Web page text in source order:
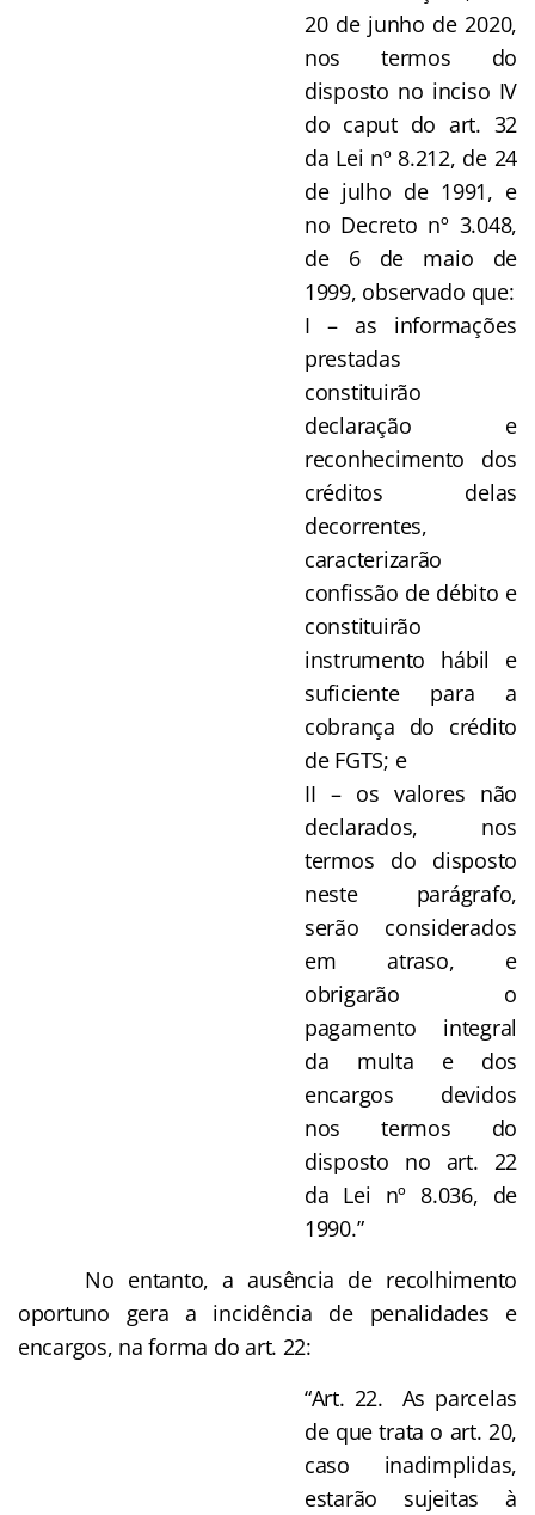
20 de junho de 2020,
nos termos do
disposto no inciso IV
do caput do art. 32
da Lei nº 8.212, de 24
de julho de 1991, e
no Decreto nº 3.048,
de 6 de maio de
1999, observado que:
I – as informações
prestadas
constituirão
declaração e
reconhecimento dos
créditos delas
decorrentes,
caracterizarão
confissão de débito e
constituirão
instrumento hábil e
suficiente para a
cobrança do crédito
de FGTS; e
II – os valores não
declarados, nos
termos do disposto
neste parágrafo,
serão considerados
em atraso, e
obrigarão o
pagamento integral
da multa e dos
encargos devidos
nos termos do
disposto no art. 22
da Lei nº 8.036, de
1990.”
No entanto, a ausência de recolhimento
oportuno gera a incidência de penalidades e
encargos, na forma do art. 22:
“Art. 22. As parcelas
de que trata o art. 20,
caso inadimplidas,
estarão sujeitas à